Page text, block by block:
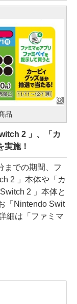
品
2 」、「カ
実施！
での期間、フ
2 」本体や「カ
2 」本体と
「Nintendo Swit
細は「ファミマ